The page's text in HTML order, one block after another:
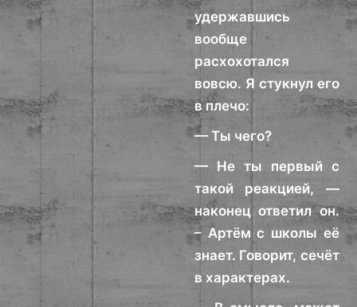
удержавшись
вообще
расхохотался
вовсю. Я стукнул его
в плечо:
— Ты чего?
— Не ты первый с
такой реакцией, —
наконец ответил он.
– Артём с школы её
знает. Говорит, сечёт
в характерах.